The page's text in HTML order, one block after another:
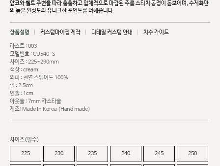
앞코와 웰트 주변을 따라 촘촘하고 입체적으로 마감된 주름 스티치 공정이 돋보이며, 수제화만
의 높은완성도와 유니크한 포인트를 더해줍니다.
상품설명 커스텀마이징 제작 디테일 커스텀 안내 치수 가이드
라스트 : 003
모델번호 : CU540-S
사이즈 : 225~290mm
색상 : cream
외피 : 천연 스웨이드 100%
힐 : 2.5cm
인솔 : 1cm
아웃솔 : 7mm 카스타솔
제조: Made In Korea (Hand made)
사이즈(필수)
225 230 235 240 245 250